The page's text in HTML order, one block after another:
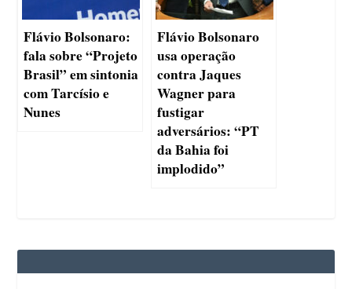
Flávio Bolsonaro:
fala sobre “Projeto
Brasil” em sintonia
com Tarcísio e
Nunes
Flávio Bolsonaro
usa operação
contra Jaques
Wagner para
fustigar
adversários: “PT
da Bahia foi
implodido”